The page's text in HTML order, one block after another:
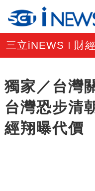
三立iNEWS 財
獨家／台灣
台灣恐步清
經翔曝代價